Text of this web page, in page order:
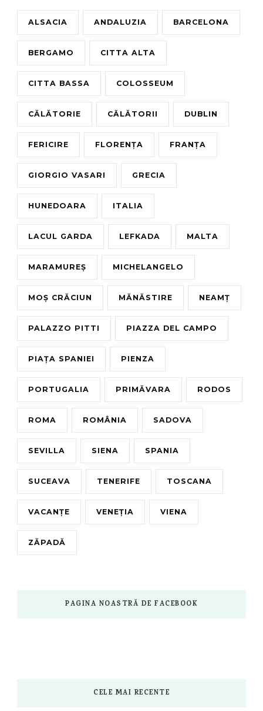
ALSACIA ANDALUZIA BARCELONA
BERGAMO CITTA ALTA
CITTA BASSA COLOSSEUM
CĂLĂTORIE CĂLĂTORII DUBLIN
FERICIRE FLORENȚA FRANȚA
GIORGIO VASARI GRECIA
HUNEDOARA ITALIA
LACUL GARDA LEFKADA MALTA
MARAMUREȘ MICHELANGELO
MOȘ CRĂCIUN MĂNĂSTIRE NEAMȚ
PALAZZO PITTI PIAZZA DEL CAMPO
PIAȚA SPANIEI PIENZA
PORTUGALIA PRIMĂVARA RODOS
ROMA ROMÂNIA SADOVA
SEVILLA SIENA SPANIA
SUCEAVA TENERIFE TOSCANA
VACANȚE VENEȚIA VIENA
ZĂPADĂ
PAGINA NOASTRĂ DE FACEBOOK
CELE MAI RECENTE